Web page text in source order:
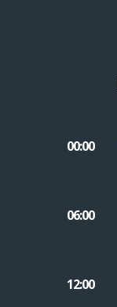
00:00
06:00
12:00